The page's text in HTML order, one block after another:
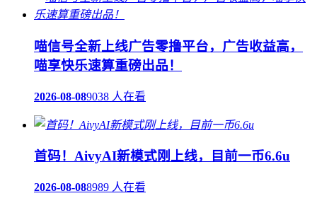
喵信号全新上线广告零撸平台，广告收益高，
喵享快乐速算重磅出品！
2026-08-089038 人在看
首码！AivyAI新模式刚上线，目前一币6.6u
2026-08-088989 人在看